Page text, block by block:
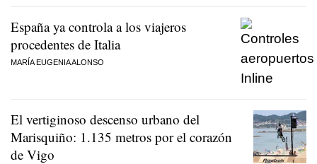
España ya controla a los viajeros
procedentes de Italia
MARÍA EUGENIA ALONSO
El vertiginoso descenso urbano del
Marisquiño: 1.135 metros por el corazón
de Vigo